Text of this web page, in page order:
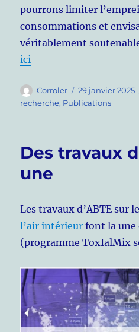
pourrons limiter
consommations et
véritablement
ici
Auteur
Corroler
Publié
le
29 janvier 2025
recherche, Publications
Des travaux
une
Les travaux d’ABTE sur
l’air intérieur font la une
(programme ToxIalMix